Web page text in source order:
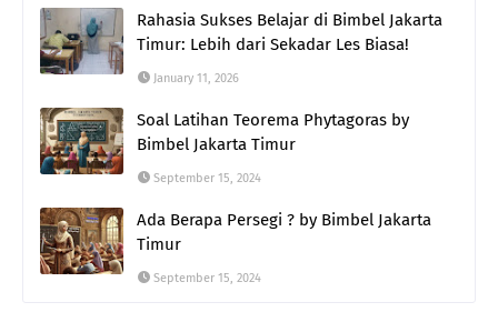
Rahasia Sukses Belajar di Bimbel Jakarta
Timur: Lebih dari Sekadar Les Biasa!
January 11, 2026
Soal Latihan Teorema Phytagoras by
Bimbel Jakarta Timur
September 15, 2024
Ada Berapa Persegi ? by Bimbel Jakarta
Timur
September 15, 2024